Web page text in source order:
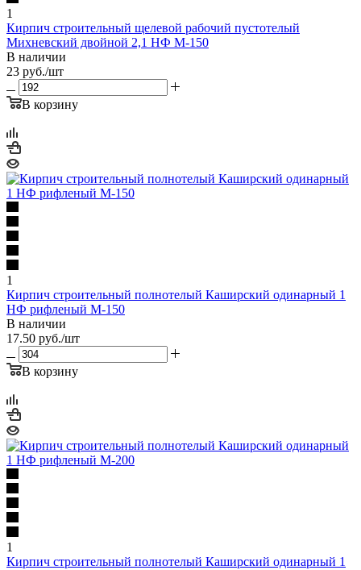
1
Кирпич строительный щелевой рабочий пустотелый
Михневский двойной 2,1 НФ М-150
В наличии
23 руб./шт
В корзину
1
Кирпич строительный полнотелый Каширский одинарный 1
НФ рифленый М-150
В наличии
17.50 руб./шт
В корзину
1
Кирпич строительный полнотелый Каширский одинарный 1